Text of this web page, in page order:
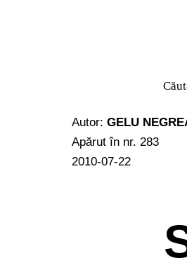
Autor: GELU
Apărut în nr. 283
2010-07-22